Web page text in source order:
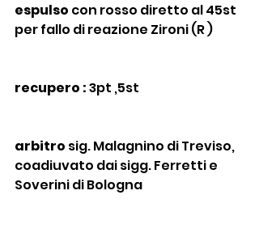
espulso con rosso diretto al 45st
per fallo di reazione Zironi (R )
recupero : 3pt ,5st
arbitro sig. Malagnino di Treviso,
coadiuvato dai sigg. Ferretti e
Soverini di Bologna